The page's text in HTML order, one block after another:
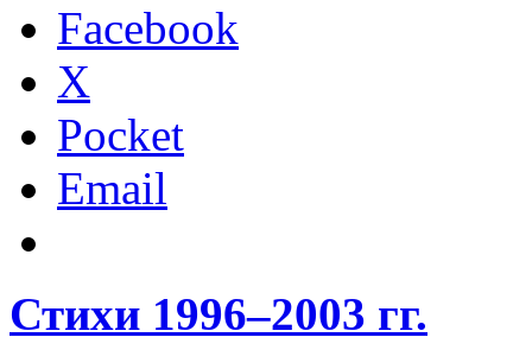
Facebook
X
Pocket
Email
Стихи 1996–2003 гг.